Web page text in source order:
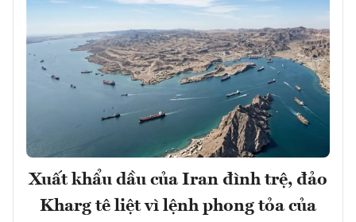
Xuất khẩu dầu của Iran đình trệ, đảo
Kharg tê liệt vì lệnh phong tỏa của